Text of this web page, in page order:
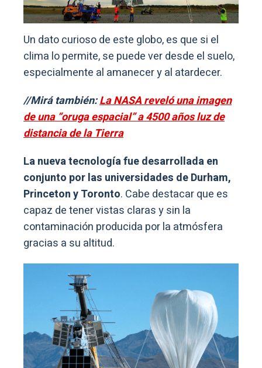
Un dato curioso de este globo, es que si el
clima lo permite, se puede ver desde el suelo,
especialmente al amanecer y al atardecer.
//Mirá también:La NASA reveló una imagen
de una “oruga espacial” a 4500 años luz de
distancia de la Tierra
La nueva tecnología fue desarrollada en
conjunto por las universidades de Durham,
Princeton y Toronto. Cabe destacar que es
capaz de tener vistas claras y sin la
contaminación producida por la atmósfera
gracias a su altitud.